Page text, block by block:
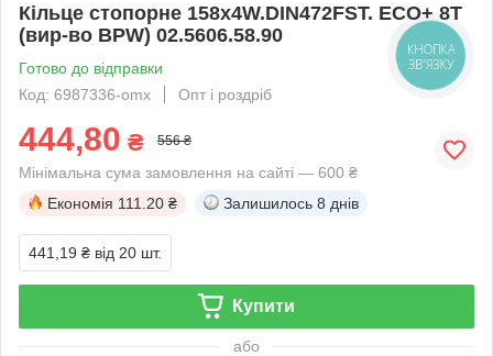
Кільце стопорне 158x4W.DIN472FST. ECO+ 8T
(вир-во BPW) 02.5606.58.90
Готово до відправки
Код: 6987336-omx
Опт і роздріб
444,80 ₴ 556 ₴
Мінімальна сума замовлення на сайті — 600 ₴
Економія 111.20 ₴ Залишилось 8 днів
441,19 ₴ від 20 шт.
Купити
або
КНОПКА
ЗВ'ЯЗКУ